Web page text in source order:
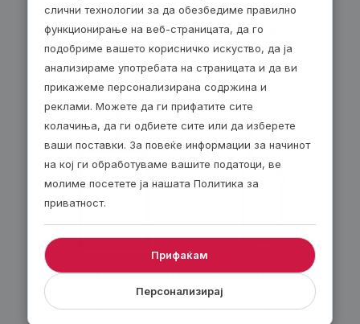
Биди модерен, подари ваучер
По е-пошта – 24/7!
Изберете електронски ваучер и ќе го добиете
слични технологии за да обезбедиме правилно
функционирање на веб-страницата, да го
подобриме вашето корисничко искуство, да ја
анализираме употребата на страницата и да ви
прикажеме персонализирана содржина и
реклами. Можете да ги прифатите сите
колачиња, да ги одбиете сите или да изберете
ваши поставки. За повеќе информации за начинот
на кој ги обработуваме вашите податоци, ве
молиме посетете ја нашата Политика за
приватност.
Персонализирај
Прифаќам